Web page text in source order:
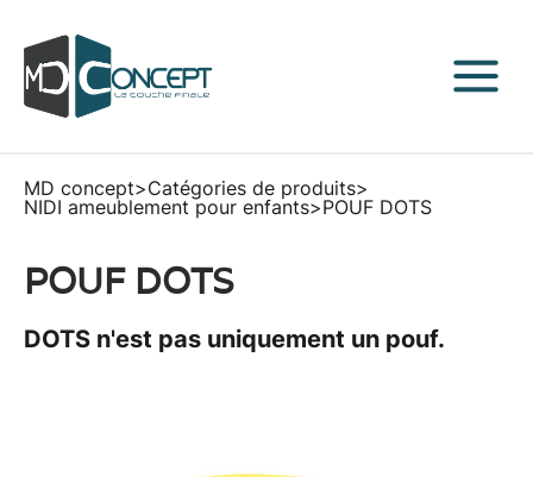
MD concept>Catégories de produits>
NIDI ameublement pour enfants>POUF DOTS
POUF DOTS
DOTS n'est pas uniquement un pouf.